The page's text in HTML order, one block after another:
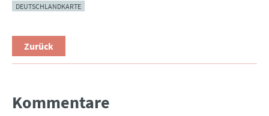
DEUTSCHLANDKARTE
Zurück
Kommentare